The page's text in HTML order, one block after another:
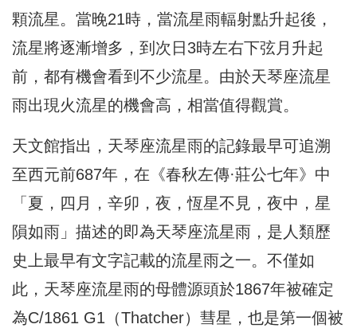
顆流星。當晚21時，當流星雨輻射點升起後，
流星將逐漸增多，到次日3時左右下弦月升起
前，都有機會看到不少流星。由於天琴座流星
雨出現火流星的機會高，相當值得觀賞。
天文館指出，天琴座流星雨的記錄最早可追溯
至西元前687年，在《春秋左傳·莊公七年》中
「夏，四月，辛卯，夜，恆星不見，夜中，星
隕如雨」描述的即為天琴座流星雨，是人類歷
史上最早有文字記載的流星雨之一。不僅如
此，天琴座流星雨的母體源頭於1867年被確定
為C/1861 G1（Thatcher）彗星，也是第一個被